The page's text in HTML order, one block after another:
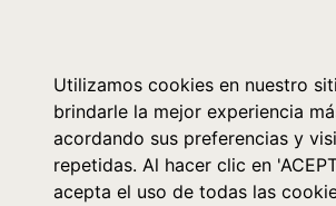
Utilizamos cookies en nuestro
brindarle la mejor experiencia
acordando sus preferencias y
repetidas. Al hacer clic en
acepta el uso de todas las